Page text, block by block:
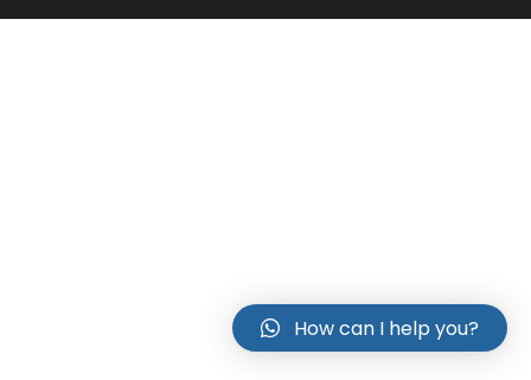
How can I help you?